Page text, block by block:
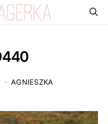
AGNIESZKA